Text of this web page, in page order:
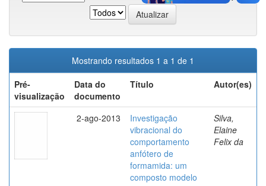
Mostrando resultados 1 a 1 de 1
Pré-
visualização
Data do
documento
Título Autor(es)
2-ago-2013
Investigação
vibracional do
comportamento
anfótero de
formamida: um
composto modelo
Silva,
Elaine
Felix da